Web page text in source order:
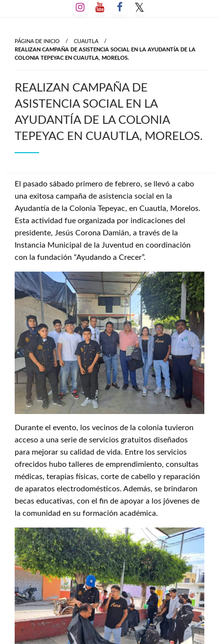
al
PÁGINA DE INICIO
CUAUTLA
REALIZAN CAMPAÑA DE ASISTENCIA SOCIAL EN LA AYUDANTÍA DE LA
COLONIA TEPEYAC EN CUAUTLA, MORELOS.
REALIZAN CAMPAÑA DE
ASISTENCIA SOCIAL EN LA
AYUDANTÍA DE LA COLONIA
TEPEYAC EN CUAUTLA, MORELOS.
El pasado sábado primero de febrero, se llevó a cabo
una exitosa campaña de asistencia social en la
Ayudantía de la Colonia Tepeyac, en Cuautla, Morelos.
Esta actividad fue organizada por indicaciones del
presidente, Jesús Corona Damián, a través de la
Instancia Municipal de la Juventud en coordinación
con la fundación “Ayudando a Crecer”.
Durante el evento, los vecinos de la colonia tuvieron
acceso a una serie de servicios gratuitos diseñados
para mejorar su calidad de vida. Entre los servicios
ofrecidos hubo talleres de emprendimiento, consultas
médicas, terapias físicas, corte de cabello y reparación
de aparatos electrodomésticos. Además, se brindaron
becas educativas, con el fin de apoyar a los jóvenes de
la comunidad en su formación académica.